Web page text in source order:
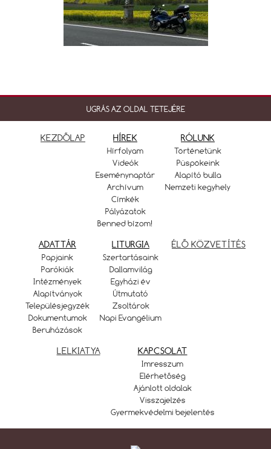
UGRÁS AZ OLDAL TETEJÉRE
KEZDŐLAP HÍREK
Hírfolyam
Videók
Eseménynaptár
Archívum
Címkék
Pályázatok
Benned bízom!
RÓLUNK
Történetünk
Püspökeink
Alapító bulla
Nemzeti kegyhely
ADATTÁR
Papjaink
Parókiák
Intézmények
Alapítványok
Településjegyzék
Dokumentumok
Beruházások
LITURGIA
Szertartásaink
Dallamvilág
Egyházi év
Útmutató
Zsoltárok
Napi Evangélium
ÉLŐ KÖZVETÍTÉS
LELKIATYA KAPCSOLAT
Imresszum
Elérhetőség
Ajánlott oldalak
Visszajelzés
Gyermekvédelmi bejelentés